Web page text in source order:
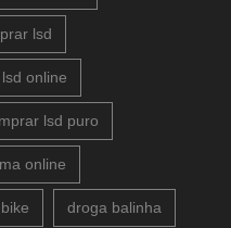
lsd
online
lsd puro
online
droga balinha